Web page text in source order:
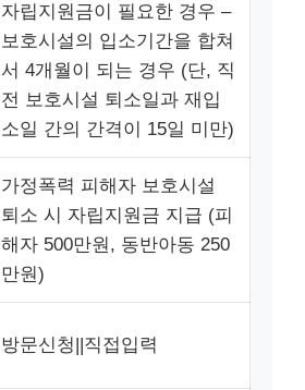
자립지원금이 필요한 경우 –
보호시설의 입소기간을 합쳐
서 4개월이 되는 경우 (단, 직
전 보호시설 퇴소일과 재입
소일 간의 간격이 15일 미만)
가정폭력 피해자 보호시설
퇴소 시 자립지원금 지급 (피
해자 500만원, 동반아동 250
만원)
방문신청||직접입력